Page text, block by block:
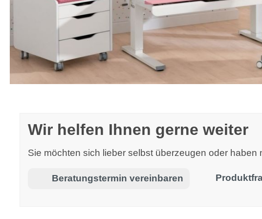
Wir helfen Ihnen gerne weiter
Sie möchten sich lieber selbst überzeugen oder haben
Beratungstermin vereinbaren